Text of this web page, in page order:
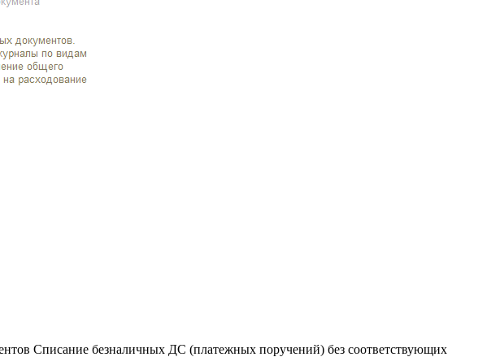
Списание безналичных ДС (платежных поручений) без соответствующих